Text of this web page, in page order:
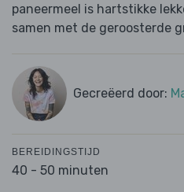
paneermeel is hartstikke
samen met de geroosterde
Gecreëerd door:
BEREIDINGSTIJD
40 - 50 minuten